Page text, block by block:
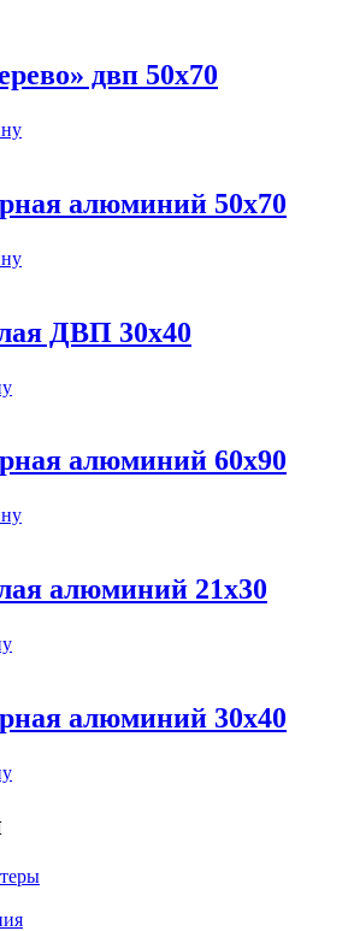
двп 50х70
алюминий 50х70
ДВП 30х40
алюминий 60х90
алюминий 21х30
алюминий 30х40